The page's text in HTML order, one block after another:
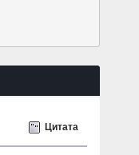
Цитата